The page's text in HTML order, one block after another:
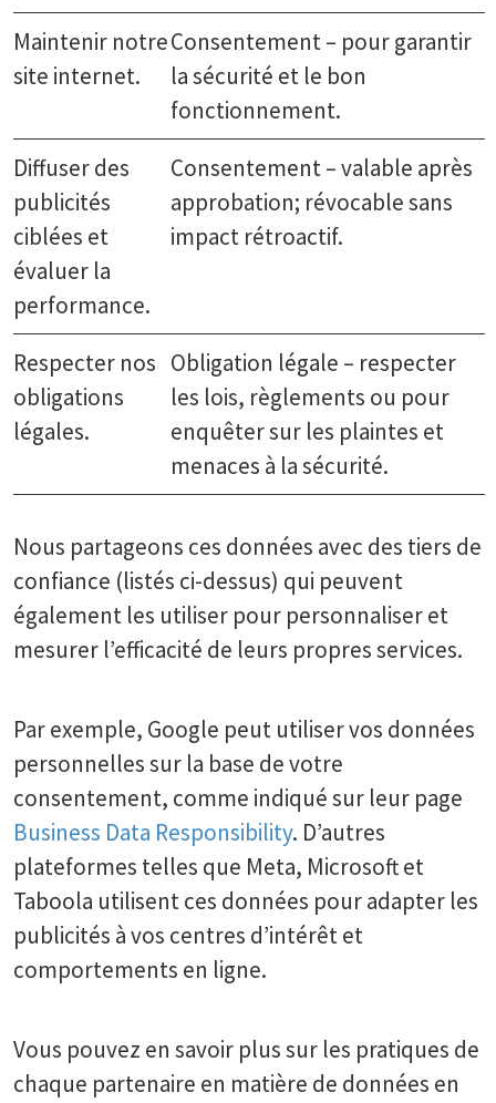
Maintenir notre
site internet.
Consentement – pour garantir
la sécurité et le bon
fonctionnement.
Diffuser des
publicités
ciblées et
évaluer la
performance.
Consentement – valable après
approbation; révocable sans
impact rétroactif.
Respecter nos
obligations
légales.
Obligation légale – respecter
les lois, règlements ou pour
enquêter sur les plaintes et
menaces à la sécurité.
Nous partageons ces données avec des tiers de
confiance (listés ci-dessus) qui peuvent
également les utiliser pour personnaliser et
mesurer l’efficacité de leurs propres services.
Par exemple, Google peut utiliser vos données
personnelles sur la base de votre
consentement, comme indiqué sur leur page
Business Data Responsibility. D’autres
plateformes telles que Meta, Microsoft et
Taboola utilisent ces données pour adapter les
publicités à vos centres d’intérêt et
comportements en ligne.
Vous pouvez en savoir plus sur les pratiques de
chaque partenaire en matière de données en